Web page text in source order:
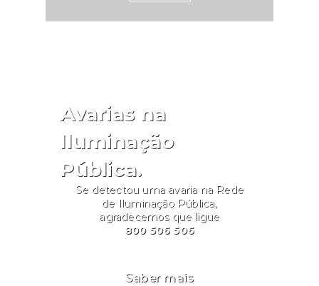
integração plena dos cidadãos
com deficiência. Para mais
pih.prr@inr.mtsss.pt.Fonte: INR
Avarias na
Iluminação
Pública.
Se detectou uma avaria na Rede
de Iluminação Pública,
agradecemos que ligue
800 506 506
Saber mais